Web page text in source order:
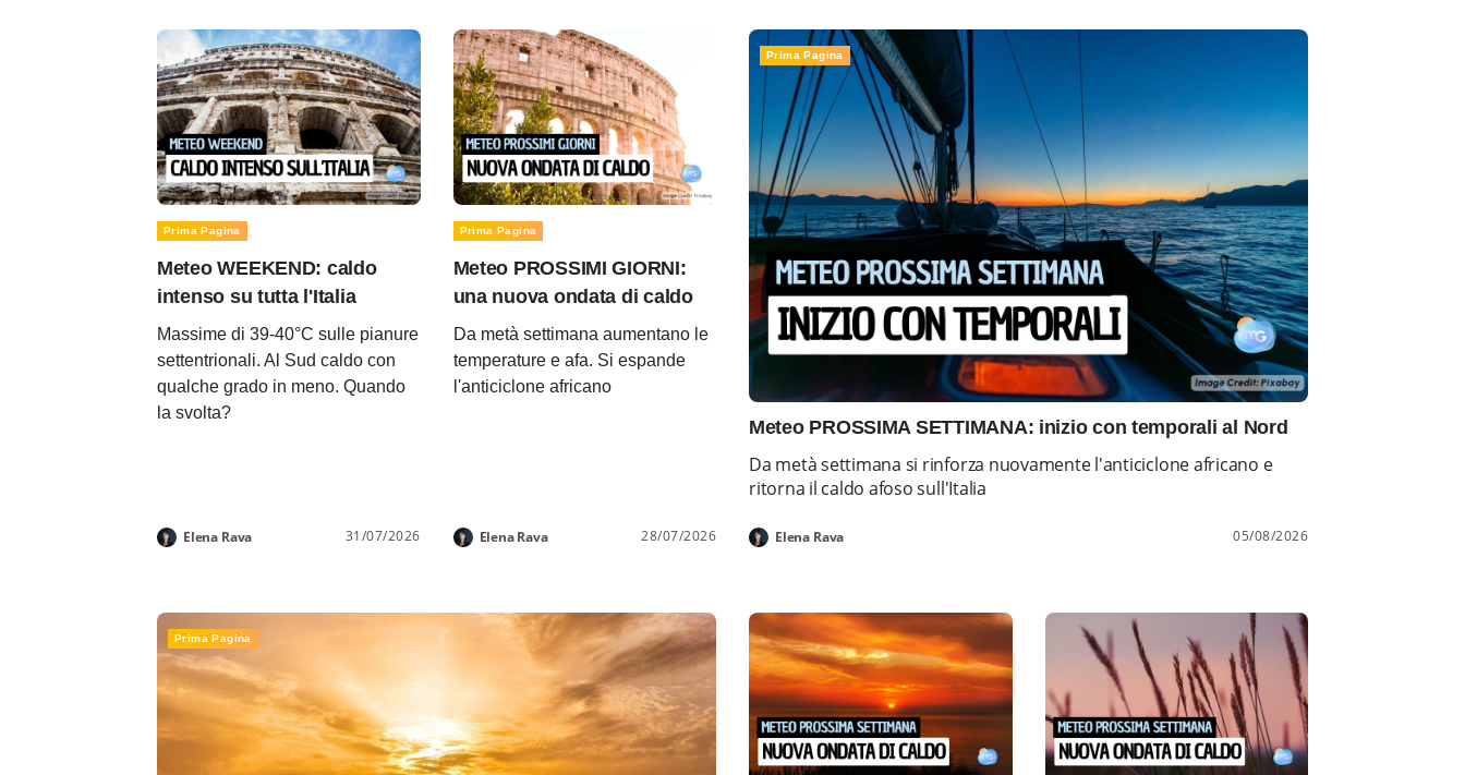
Prima Pagina
Meteo WEEKEND: caldo
intenso su tutta l'Italia
Massime di 39-40°C sulle pianure
settentrionali. Al Sud caldo con
qualche grado in meno. Quando
la svolta?
Elena Rava 31/07/2026
Prima Pagina
Meteo PROSSIMI GIORNI:
una nuova ondata di caldo
Da metà settimana aumentano le
temperature e afa. Si espande
l'anticiclone africano
Elena Rava 28/07/2026
Prima Pagina
Meteo PROSSIMA SETTIMANA: inizio con temporali al Nord
Da metà settimana si rinforza nuovamente l'anticiclone africano e
ritorna il caldo afoso sull'Italia
Elena Rava 05/08/2026
Prima Pagina